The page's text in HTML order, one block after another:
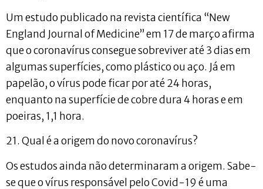
Um estudo publicado na revista científica “New
England Journal of Medicine” em 17 de março afirma
que o coronavírus consegue sobreviver até 3 dias em
algumas superfícies, como plástico ou aço. Já em
papelão, o vírus pode ficar por até 24 horas,
enquanto na superfície de cobre dura 4 horas e em
poeiras, 1,1 hora.
21. Qual é a origem do novo coronavírus?
Os estudos ainda não determinaram a origem. Sabe-
se que o vírus responsável pelo Covid-19 é uma